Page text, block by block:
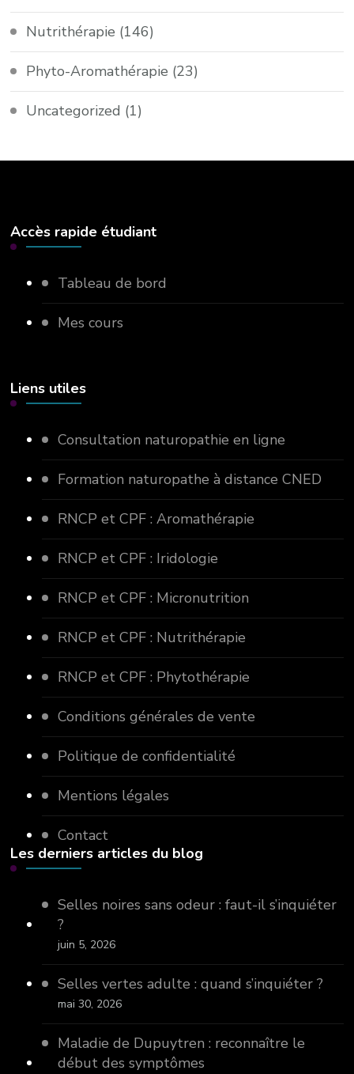
Nutrithérapie (146)
Phyto-Aromathérapie (23)
Uncategorized (1)
Accès rapide étudiant
Tableau de bord
Mes cours
Liens utiles
Consultation naturopathie en ligne
Formation naturopathe à distance CNED
RNCP et CPF : Aromathérapie
RNCP et CPF : Iridologie
RNCP et CPF : Micronutrition
RNCP et CPF : Nutrithérapie
RNCP et CPF : Phytothérapie
Conditions générales de vente
Politique de confidentialité
Mentions légales
Contact
Les derniers articles du blog
Selles noires sans odeur : faut-il s’inquiéter
?
juin 5, 2026
Selles vertes adulte : quand s’inquiéter ?
mai 30, 2026
Maladie de Dupuytren : reconnaître le
début des symptômes